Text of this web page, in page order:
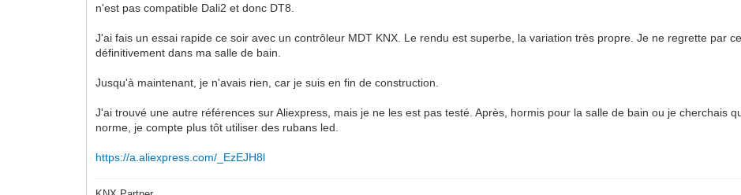
n'est pas compatible Dali2 et donc DT8.
J'ai fais un essai rapide ce soir avec un contrôleur MDT KNX. Le rendu est superbe, la variation très propre. Je ne regrette par
définitivement dans ma salle de bain.
Jusqu'à maintenant, je n'avais rien, car je suis en fin de construction.
J'ai trouvé une autre références sur Aliexpress, mais je ne les est pas testé. Après, hormis pour la salle de bain ou je cherchais
norme, je compte plus tôt utiliser des rubans led.
https://a.aliexpress.com/_EzEJH8l